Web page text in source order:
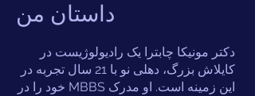
داستان من
دکتر مونیکا چابترا یک رادیولوژیست در
کایلاش بزرگ، دهلی نو با 21 سال تجربه در
این زمینه است. او مدرک MBBS خود را در